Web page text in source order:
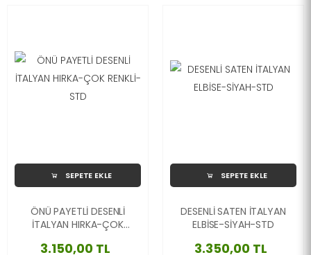
SEPETE EKLE
ÖNÜ PAYETLİ DESENLİ
İTALYAN HIRKA-ÇOK
3.150,00 TL
SEPETE EKLE
DESENLİ SATEN İTALYAN
ELBİSE-SİYAH-STD
3.350,00 TL